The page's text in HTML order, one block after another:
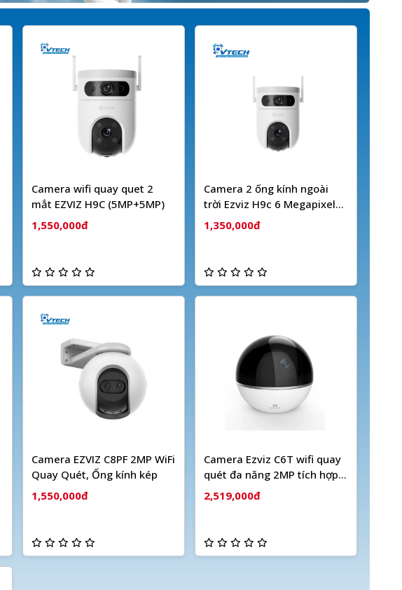
Camera wifi quay quet 2
mắt EZVIZ H9C (5MP+5MP)
1,550,000đ
Camera 2 ống kính ngoài
trời Ezviz H9c 6 Megapixel
(Dual camera)
1,350,000đ
Camera EZVIZ C8PF 2MP WiFi
Quay Quét, Ống kính kép
1,550,000đ
Camera Ezviz C6T wifi quay
quét đa năng 2MP tích hợp
báo động
2,519,000đ